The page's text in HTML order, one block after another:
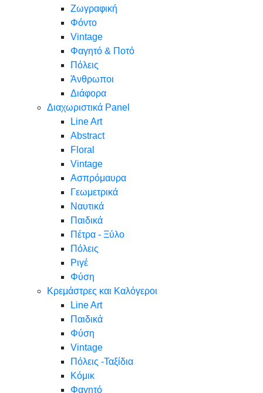
Ζωγραφική
Φόντο
Vintage
Φαγητό & Ποτό
Πόλεις
Άνθρωποι
Διάφορα
Διαχωριστικά Panel
Line Art
Abstract
Floral
Vintage
Ασπρόμαυρα
Γεωμετρικά
Ναυτικά
Παιδικά
Πέτρα - Ξύλο
Πόλεις
Ριγέ
Φύση
Κρεμάστρες και Καλόγεροι
Line Art
Παιδικά
Φύση
Vintage
Πόλεις -Ταξίδια
Κόμικ
Φαγητό